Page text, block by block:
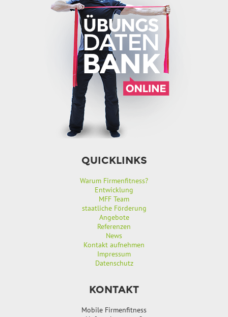
QUICKLINKS
Warum Firmenfitness?
Entwicklung
MFF Team
staatliche Förderung
Angebote
Referenzen
News
Kontakt aufnehmen
Impressum
Datenschutz
KONTAKT
Mobile Firmenfitness